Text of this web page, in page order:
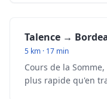
Talence →
5 km · 17 min
Cours de la
plus rapide qu'en